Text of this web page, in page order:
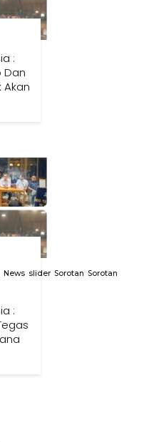
:
Dan
Akan
News slider Sorotan Sorotan
: